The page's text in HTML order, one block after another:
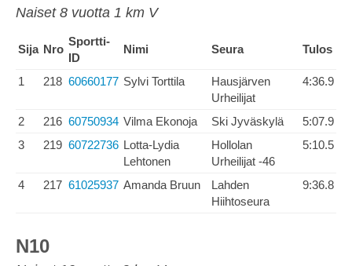
Naiset 8 vuotta 1 km V
Sija Nro
Sportti-
ID
Nimi Seura Tulos
1 218 60660177 Sylvi Torttila
Hausjärven
Urheilijat
4:36.9
2 216 60750934 Vilma Ekonoja Ski Jyväskylä
5:07.9
3
219 60722736 Lotta-Lydia
Lehtonen
Hollolan
Urheilijat -46
5:10.5
4 217 61025937 Amanda Bruun
Lahden
Hiihtoseura
9:36.8
N10